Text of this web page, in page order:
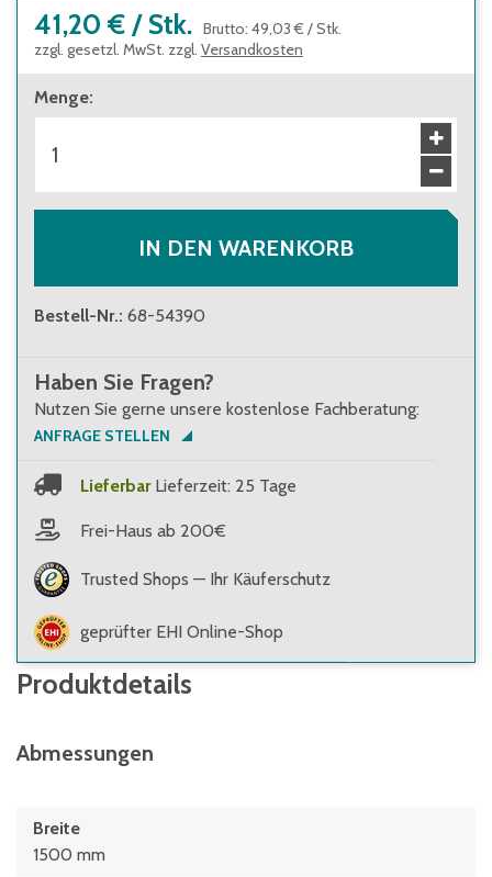
41,20 € / Stk. Brutto: 49,03 € /Stk.
zzgl. gesetzl. MwSt. zzgl. Versandkosten
Menge:
IN DEN WARENKORB
Bestell-Nr.: 68-54390
Haben Sie Fragen?
Nutzen Sie gerne unsere kostenlose Fachberatung:
ANFRAGE STELLEN
Lieferbar Lieferzeit: 25 Tage
Frei-Haus ab 200€
Trusted Shops — Ihr Käuferschutz
geprüfter EHI Online-Shop
Produktdetails
Abmessungen
Breite
1500 mm